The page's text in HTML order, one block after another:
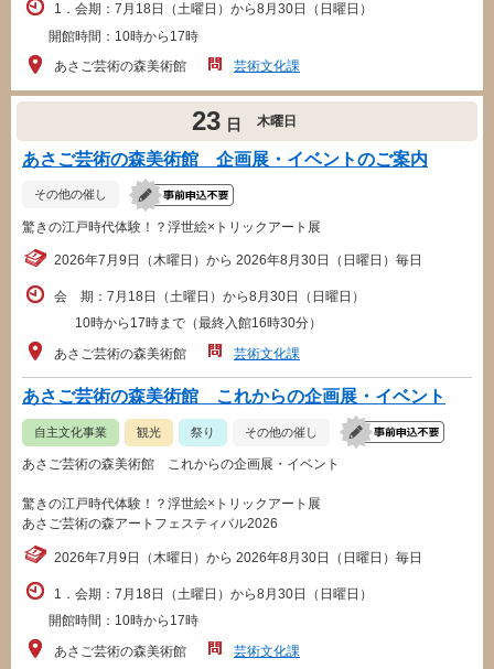
1．会期：7月18日（土曜日）から8月30日（日曜日）
開館時間：10時から17時
あさご芸術の森美術館
芸術文化課
23 日 木曜日
あさご芸術の森美術館 企画展・イベントのご案内
その他の催し
驚きの江戸時代体験！？浮世絵×トリックアート展
2026年7月9日（木曜日）から 2026年8月30日（日曜日）毎日
会 期：7月18日（土曜日）から8月30日（日曜日）
10時から17時まで（最終入館16時30分）
あさご芸術の森美術館
芸術文化課
あさご芸術の森美術館 これからの企画展・イベント
自主文化事業 観光 祭り その他の催し
あさご芸術の森美術館 これからの企画展・イベント
驚きの江戸時代体験！？浮世絵×トリックアート展
あさご芸術の森アートフェスティバル2026
2026年7月9日（木曜日）から 2026年8月30日（日曜日）毎日
1．会期：7月18日（土曜日）から8月30日（日曜日）
開館時間：10時から17時
あさご芸術の森美術館
芸術文化課